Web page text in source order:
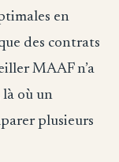
en
des contrats
MAAF n’a
là où un
plusieurs